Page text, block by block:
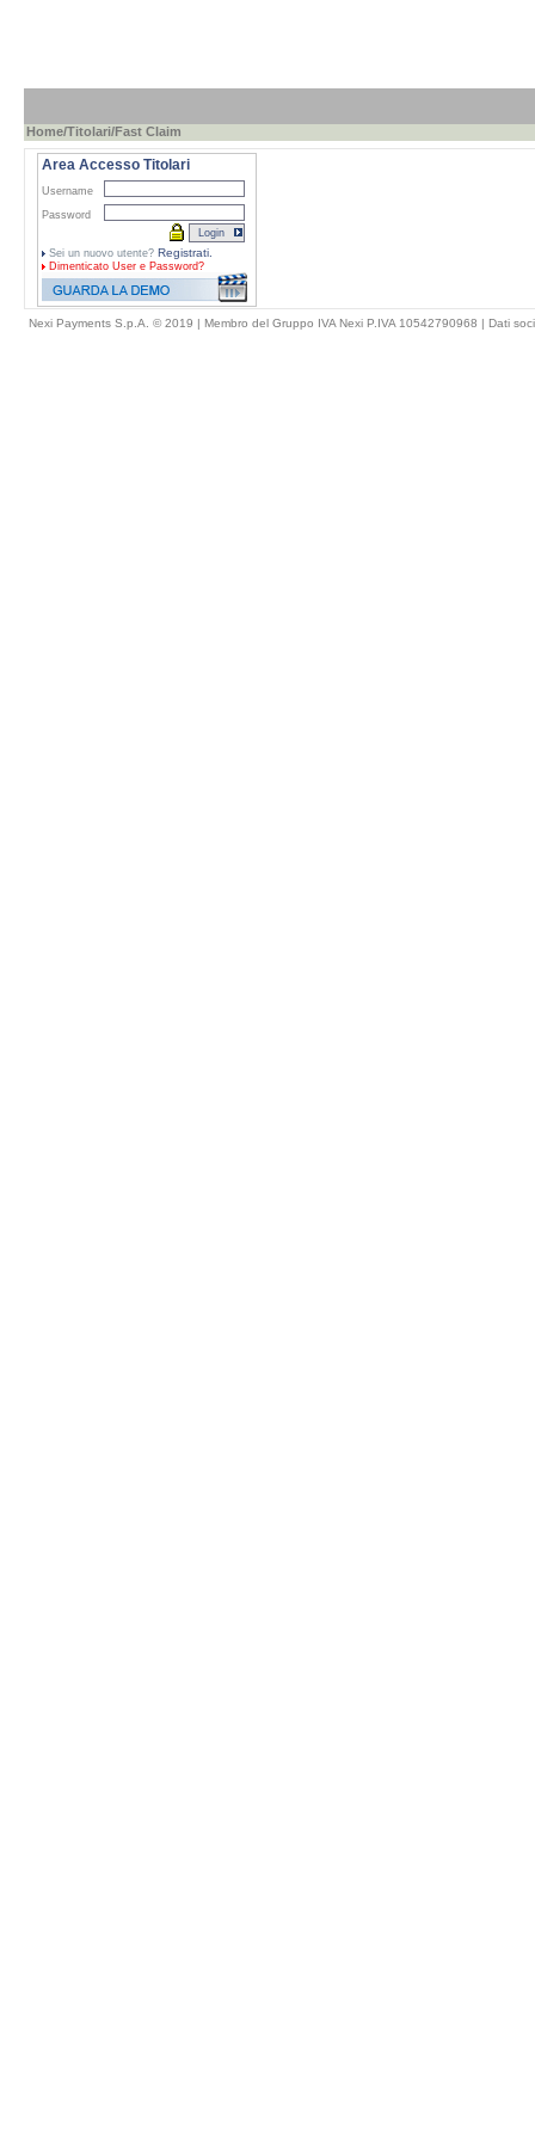
Home/Titolari/Fast Claim
Area Accesso Titolari
Username
Password
Sei un nuovo utente? Registrati.
Dimenticato User e Password?
Nexi Payments S.p.A. © 2019 | Membro del Gruppo IVA Nexi P.IVA 10542790968 | Dati